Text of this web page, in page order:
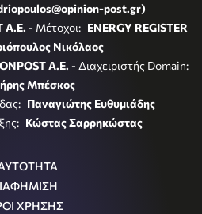
post.gr)
A.E. - Μέτοχοι: ENERGY REGISTER
Νικόλαος
A.E. - Διαχειριστής Domain:
Μπέσκος
Παναγιώτης Ευθυμιάδης
Κώστας Σαρρηκώστας
ΧΡΗΣΗΣ